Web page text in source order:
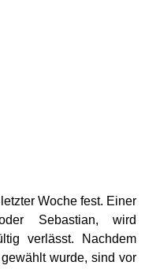
Woche fest. Einer
Sebastian, wird
verlässt. Nachdem
wurde, sind vor